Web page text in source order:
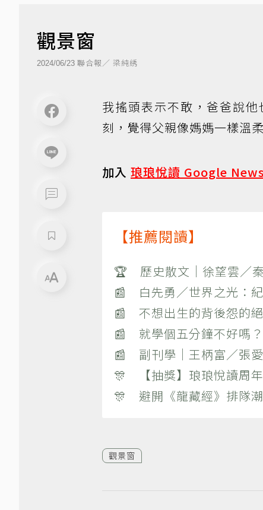
觀景窗
2024/06/23 聯合報／ 梁純綉
我搖頭表示不敢，爸爸說
刻，覺得父親像媽媽一樣
加入 琅琅悅讀 Google News
【推薦閱讀】
🏆 歷史散文｜徐望雲／
📰 白先勇／世界之光：
📰 不想出生的背後怨的
📰 就學個五分鐘不好嗎
📰 副刊學｜王柄富／張
🎊 【抽獎】琅琅悅讀周
🎊 避開《龍藏經》排隊
觀景窗